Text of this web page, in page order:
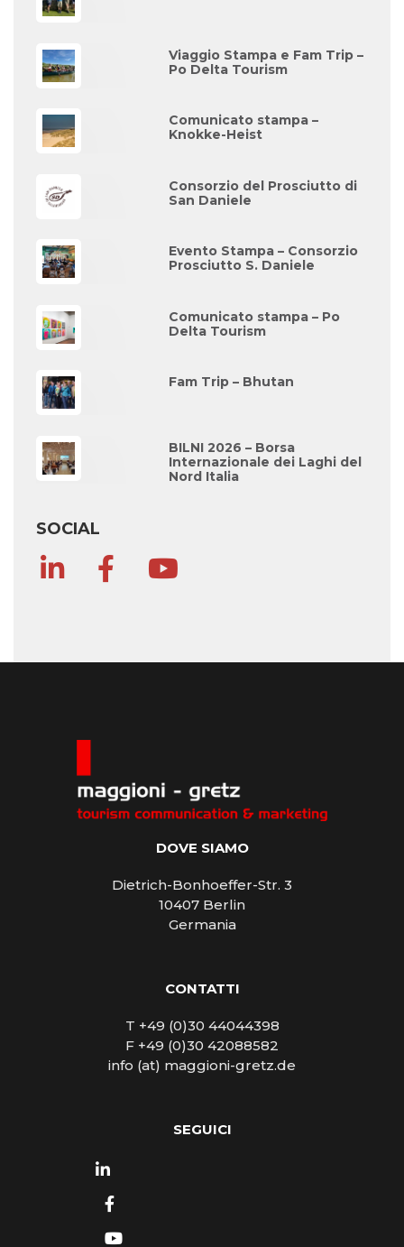
Viaggio Stampa e Fam Trip –
Po Delta Tourism
Comunicato stampa –
Knokke-Heist
Consorzio del Prosciutto di
San Daniele
Evento Stampa – Consorzio
Prosciutto S. Daniele
Comunicato stampa – Po
Delta Tourism
Fam Trip – Bhutan
BILNI 2026 – Borsa
Internazionale dei Laghi del
Nord Italia
SOCIAL
DOVE SIAMO
Dietrich-Bonhoeffer-Str. 3
10407 Berlin
Germania
CONTATTI
T +49 (0)30 44044398
F +49 (0)30 42088582
info (at) maggioni-gretz.de
SEGUICI